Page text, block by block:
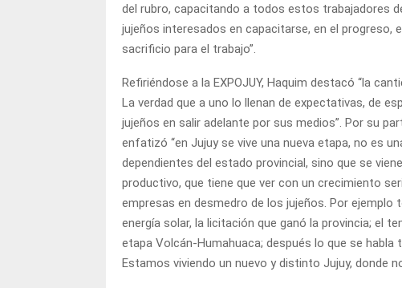
del rubro, capacitando a todos estos trabajadores
jujeños interesados en capacitarse, en el progreso,
sacrificio para el trabajo”.
Refiriéndose a la EXPOJUY, Haquim destacó “la
La verdad que a uno lo llenan de expectativas, de
jujeños en salir adelante por sus medios”. Por su
enfatizó “en Jujuy se vive una nueva etapa, no es
dependientes del estado provincial, sino que se
productivo, que tiene que ver con un crecimiento
empresas en desmedro de los jujeños. Por
energía solar, la licitación que ganó la provincia; el
etapa Volcán-Humahuaca; después lo que se habla
Estamos viviendo un nuevo y distinto Jujuy, donde